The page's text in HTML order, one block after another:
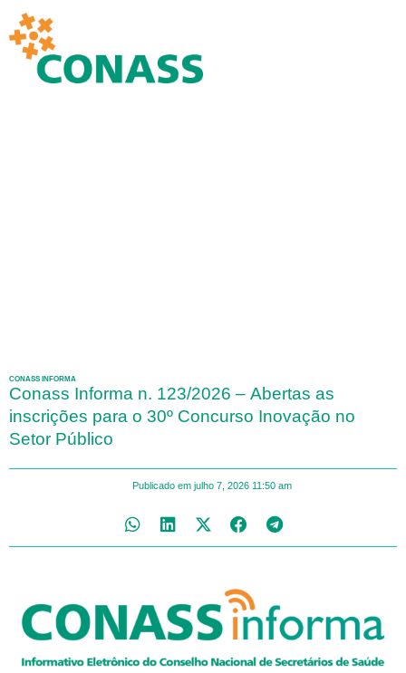
CONASS INFORMA
Conass Informa n. 123/2026 – Abertas as
inscrições para o 30º Concurso Inovação no
Setor Público
Publicado em julho 7, 2026 11:50 am